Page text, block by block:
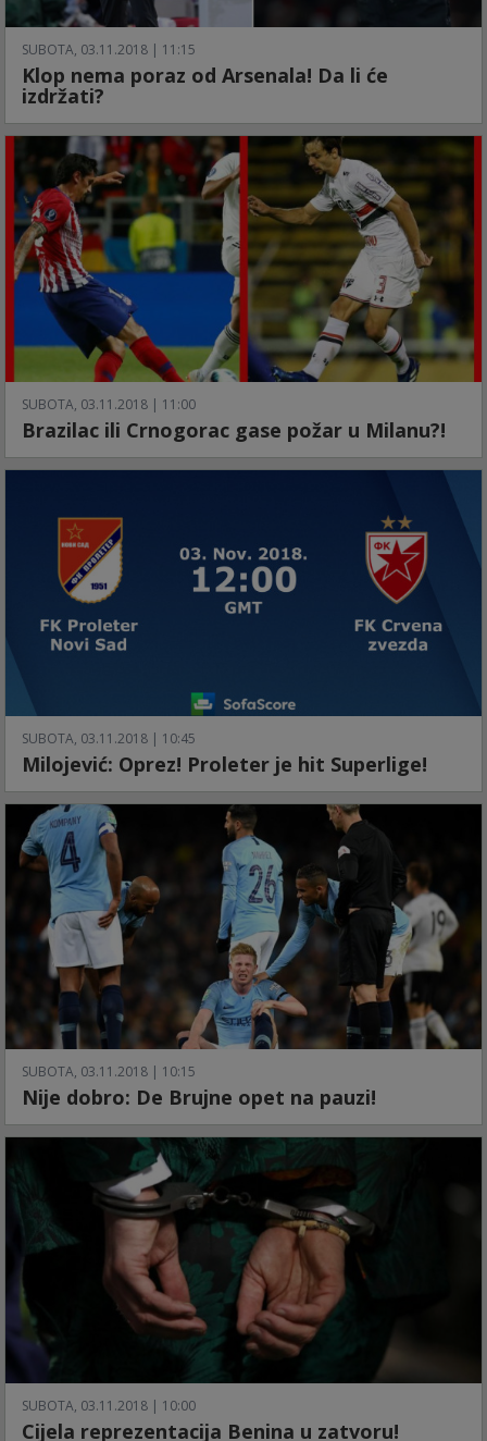
SUBOTA, 03.11.2018 | 11:15
Klop nema poraz od Arsenala! Da li će
izdržati?
SUBOTA, 03.11.2018 | 11:00
Brazilac ili Crnogorac gase požar u Milanu?!
SUBOTA, 03.11.2018 | 10:45
Milojević: Oprez! Proleter je hit Superlige!
SUBOTA, 03.11.2018 | 10:15
Nije dobro: De Brujne opet na pauzi!
SUBOTA, 03.11.2018 | 10:00
Cijela reprezentacija Benina u zatvoru!